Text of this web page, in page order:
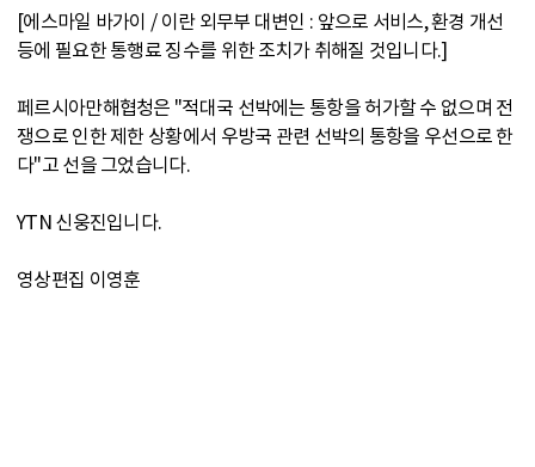
[에스마일 바가이 / 이란 외무부 대변인 : 앞으로 서비스, 환경 개선
등에 필요한 통행료 징수를 위한 조치가 취해질 것입니다.]
페르시아만해협청은 "적대국 선박에는 통항을 허가할 수 없으며 전
쟁으로 인한 제한 상황에서 우방국 관련 선박의 통항을 우선으로 한
다"고 선을 그었습니다.
YTN 신웅진입니다.
영상편집 이영훈